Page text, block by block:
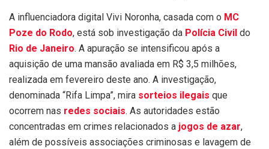
A influenciadora digital Vivi Noronha, casada com o MC
Poze do Rodo, está sob investigação da Polícia Civil do
Rio de Janeiro. A apuração se intensificou após a
aquisição de uma mansão avaliada em R$ 3,5 milhões,
realizada em fevereiro deste ano. A investigação,
denominada “Rifa Limpa”, mira sorteios ilegais que
ocorrem nas redes sociais. As autoridades estão
concentradas em crimes relacionados a jogos de azar,
além de possíveis associações criminosas e lavagem de